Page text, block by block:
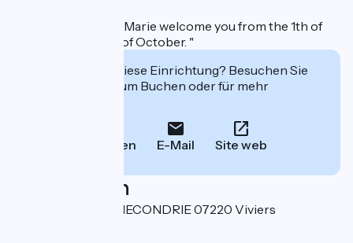
Francine and Jean-Marie welcome you from the 1th of
April until the 15th of October. "
Interessiert Sie diese Einrichtung? Besuchen Sie
deren Website zum Buchen oder für mehr
Anrufen E-Mail Site web
Localisation
198 Quartier ROCHECONDRIE 07220 Viviers